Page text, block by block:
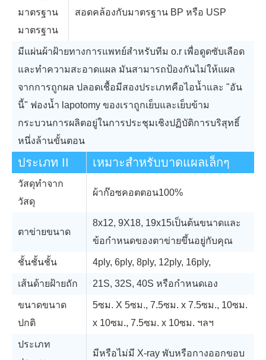
มาตรฐาน
มาตรฐาน
สอดคล้องกับมาตรฐาน BP หรือ USP
มีแผ่นผ้าฝ้ายทางการแพทย์สำหรับทีม o.r เพื่อดูดซับเลือด
และทำความสะอาดแผล มันสามารถป้องกันไม่ให้แผล
จากการถูกผล ปลอดเชื้อมีสองประเภทคือไอน้ำและ "อัน
นี้" ฟองน้ำ lapotomy ของเราถูกเย็บและเย็บข้าม
กระบวนการผลิตอยู่ในการประชุมเชิงปฏิบัติการบริสุทธิ์
หนึ่งล้านขั้นตอน
ประเภท II เหมาะสำหรับบาดแผลเล็กๆ
วัสดุทำจาก
วัสดุ
ผ้าก๊อซคอตตอน100%
ตาข่ายขนาด
8x12, 9X18, 19x15เป็นต้นขนาดและ
ข้อกำหนดของตาข่ายขึ้นอยู่กับคุณ
ชั้นชั้นชั้น 4ply, 6ply, 8ply, 12ply, 16ply,
เส้นด้ายฝ้ายถัก 21S, 32S, 40S หรือกำหนดเอง
ขนาดขนาด
ปกติ
5ซม. X 5ซม., 7.5ซม. x 7.5ซม., 10ซม.
x 10ซม., 7.5ซม. x 10ซม. ฯลฯ
ประเภท
มีหรือไม่มี X-ray พับหรือกางออกขอบ